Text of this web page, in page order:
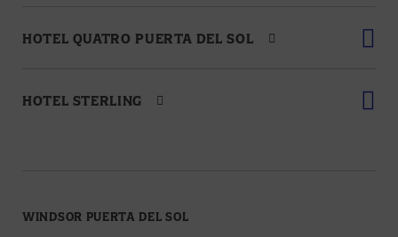
HOTEL QUATRO PUERTA DEL SOL
HOTEL STERLING
WINDSOR PUERTA DEL SOL